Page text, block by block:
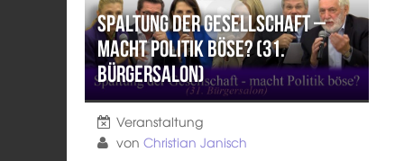
Spaltung der Gesellschaft –
macht Politik böse? (31.
Bürgersalon)
Veranstaltung
vonChristian Janisch